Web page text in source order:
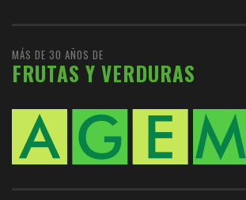
MÁS DE 30 AÑOS DE
FRUTAS Y VERDURAS